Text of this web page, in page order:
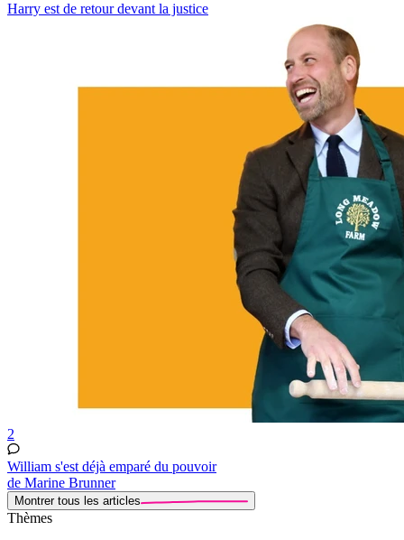
Harry est de retour devant la justice
2
William s'est déjà emparé du pouvoir
de Marine Brunner
Montrer tous les articles
Thèmes